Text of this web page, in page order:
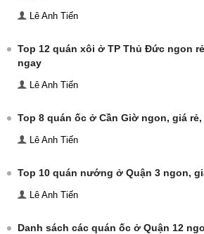
Lê Anh Tiến
Top 12 quán xôi ở TP Thủ Đức ngon
ngay
Lê Anh Tiến
Top 8 quán ốc ở Cần Giờ ngon, giá
Lê Anh Tiến
Top 10 quán nướng ở Quận 3 ngon,
Lê Anh Tiến
Danh sách các quán ốc ở Quận 12